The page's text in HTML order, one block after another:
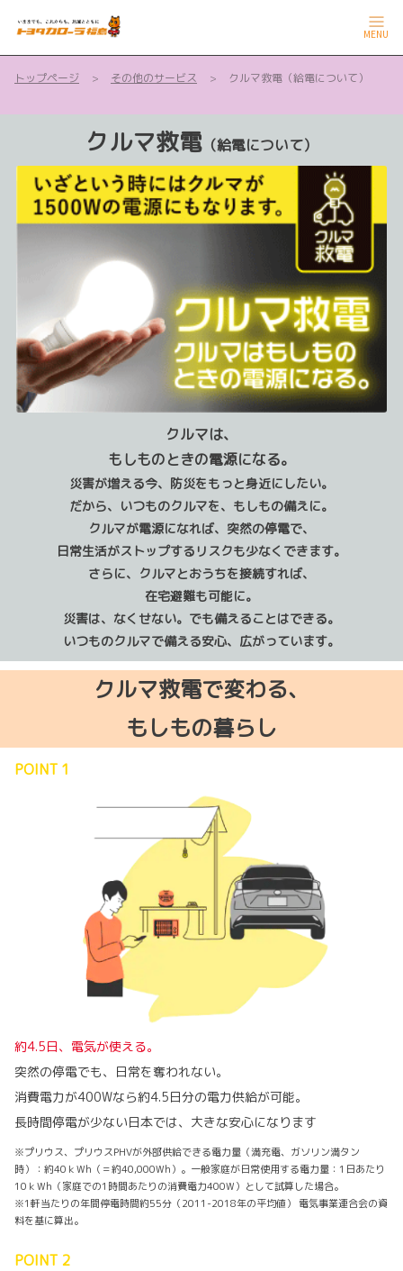
MENU
トップページ その他のサービス クルマ救電（給電について）
クルマ救電 （給電について）
クルマは、
もしものときの電源になる。
災害が増える今、防災をもっと身近にしたい。
だから、いつものクルマを、もしもの備えに。
クルマが電源になれば、突然の停電で、
日常生活がストップするリスクも少なくできます。
さらに、クルマとおうちを接続すれば、
在宅避難も可能に。
災害は、なくせない。でも備えることはできる。
いつものクルマで備える安心、広がっています。
クルマ救電で変わる、
もしもの暮らし
POINT 1
約4.5日、電気が使える。
突然の停電でも、日常を奪われない。
消費電力が400Wなら約4.5日分の電力供給が可能。
長時間停電が少ない日本では、大きな安心になります
※プリウス、プリウスPHVが外部供給できる電力量（満充電、ガソリン満タン
時）：約40ｋWh（＝約40,000Wh）。一般家庭が日常使用する電力量：1日あたり
10ｋWh（家庭での1時間あたりの消費電力400W）として試算した場合。
※1軒当たりの年間停電時間約55分（2011-2018年の平均値） 電気事業連合会の資
料を基に算出。
POINT 2